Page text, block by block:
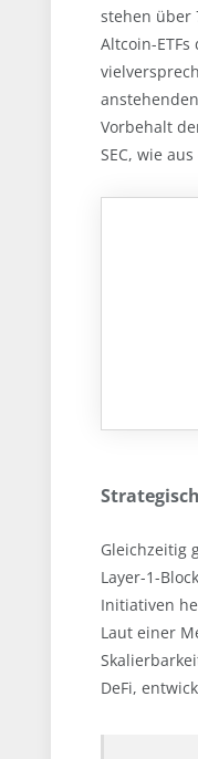
stehen über
Altcoin-
Vorbehalt
SEC, wie
Gleichzeitig
Layer-1-
Initiativen
Laut einer
DeFi,